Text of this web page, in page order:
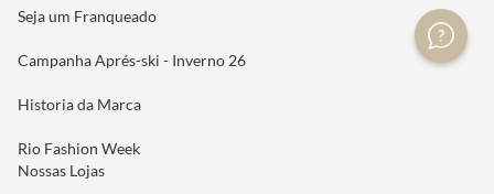
Seja um Franqueado
Campanha Aprés-ski - Inverno 26
Historia da Marca
Rio Fashion Week
Nossas Lojas